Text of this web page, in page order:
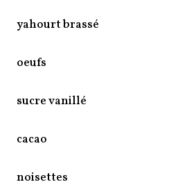
yahourt brassé
oeufs
sucre vanillé
cacao
noisettes